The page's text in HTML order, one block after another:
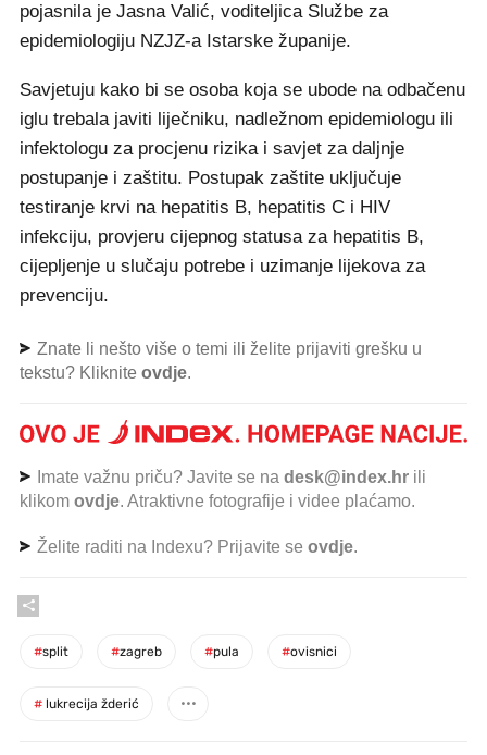
pojasnila je Jasna Valić, voditeljica Službe za
epidemiologiju NZJZ-a Istarske županije.
Savjetuju kako bi se osoba koja se ubode na odbačenu
iglu trebala javiti liječniku, nadležnom epidemiologu ili
infektologu za procjenu rizika i savjet za daljnje
postupanje i zaštitu. Postupak zaštite uključuje
testiranje krvi na hepatitis B, hepatitis C i HIV
infekciju, provjeru cijepnog statusa za hepatitis B,
cijepljenje u slučaju potrebe i uzimanje lijekova za
prevenciju.
Znate li nešto više o temi ili želite prijaviti grešku u
tekstu? Kliknite ovdje.
Imate važnu priču? Javite se na desk@index.hr ili
klikom ovdje. Atraktivne fotografije i videe plaćamo.
Želite raditi na Indexu? Prijavite se ovdje.
#split #zagreb #pula #ovisnici
# lukrecija žderić